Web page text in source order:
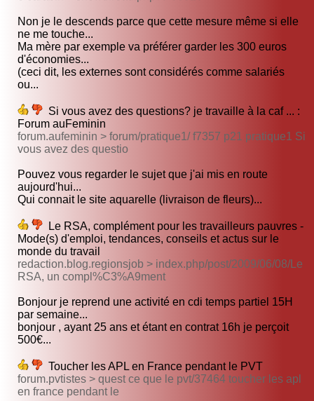
Non je le descends parce que cette mesure même si elle
ne me touche...
Ma mère par exemple va préférer garder les 300 euros
d'économies...
(ceci dit, les externes sont considérés comme salariés
ou...
Si vous avez des questions? je travaille à la caf ... :
Forum auFeminin
forum.aufeminin > forum/pratique1/ f7357 p21 pratique1 Si
vous avez des questio
Pouvez vous regarder le sujet que j'ai mis en route
aujourd'hui...
Qui connait le site aquarelle (livraison de fleurs)...
Le RSA, complément pour les travailleurs pauvres -
Mode(s) d'emploi, tendances, conseils et actus sur le
monde du travail
redaction.blog.regionsjob > index.php/post/2009/06/08/Le
RSA, un compl%C3%A9ment
Bonjour je reprend une activité en cdi temps partiel 15H
par semaine...
bonjour , ayant 25 ans et étant en contrat 16h je perçoit
500€...
Toucher les APL en France pendant le PVT
forum.pvtistes > quest ce que le pvt/37464 toucher les apl
en france pendant le